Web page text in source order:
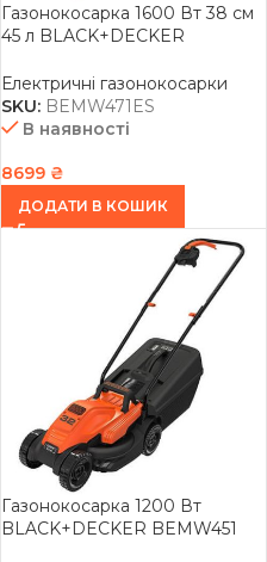
Газонокосарка 1600 Вт 38 см
45 л BLACK+DECKER
Електричні газонокосарки
SKU: BEMW471ES
В наявності
8699 ₴
ДОДАТИ В КОШИК
Газонокосарка 1200 Вт
BLACK+DECKER BEMW451